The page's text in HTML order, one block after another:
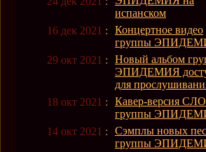
испанском
16 дек 2021 :
Концертное видео
группы
29 окт 2021 :
Новый альбом
ЭПИДЕМИЯ
для
18 окт 2021 :
Кавер-версия
группы
14 окт 2021 :
Сэмплы новых
группы